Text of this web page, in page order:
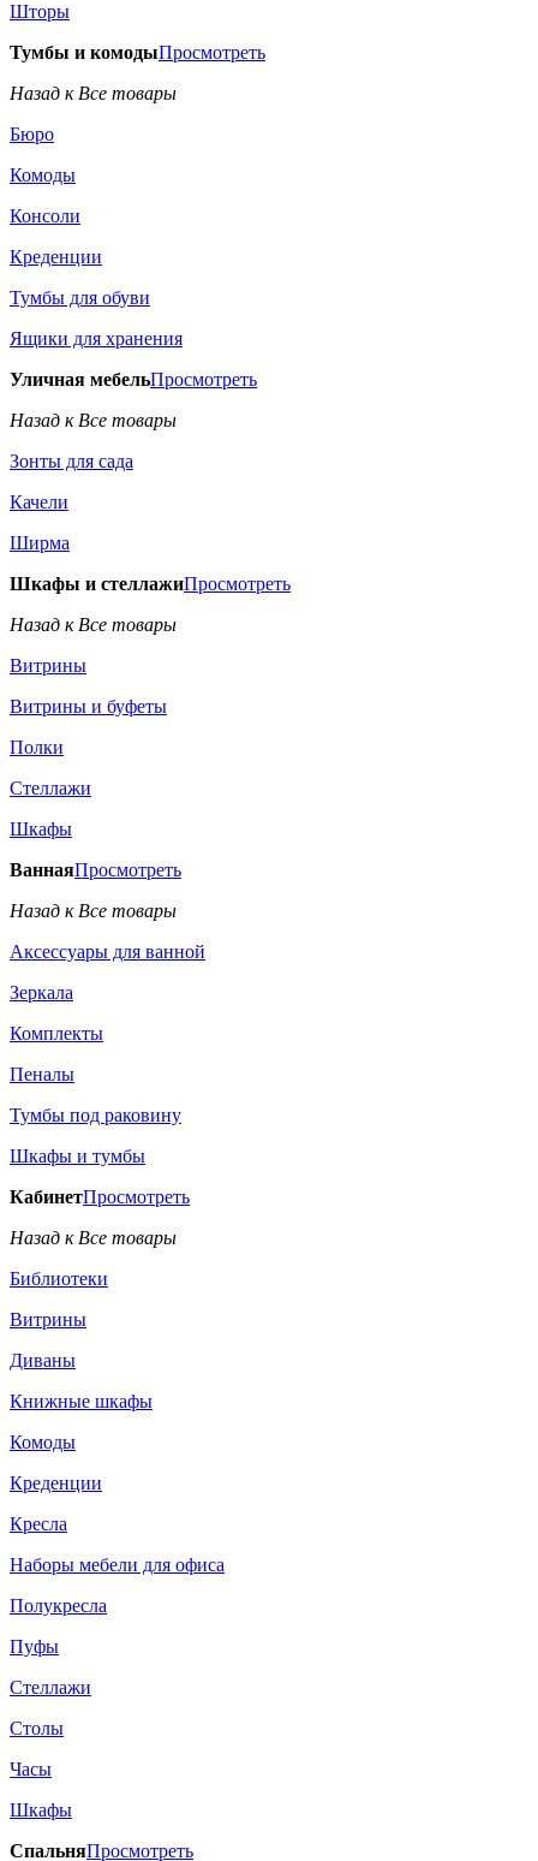
Шторы
Тумбы и комодыПросмотреть
Назад к Все товары
Бюро
Комоды
Консоли
Креденции
Тумбы для обуви
Ящики для хранения
Уличная мебельПросмотреть
Назад к Все товары
Зонты для сада
Качели
Ширма
Шкафы и стеллажиПросмотреть
Назад к Все товары
Витрины
Витрины и буфеты
Полки
Стеллажи
Шкафы
ВаннаяПросмотреть
Назад к Все товары
Аксессуары для ванной
Зеркала
Комплекты
Пеналы
Тумбы под раковину
Шкафы и тумбы
КабинетПросмотреть
Назад к Все товары
Библиотеки
Витрины
Диваны
Книжные шкафы
Комоды
Креденции
Кресла
Наборы мебели для офиса
Полукресла
Пуфы
Стеллажи
Столы
Часы
Шкафы
СпальняПросмотреть